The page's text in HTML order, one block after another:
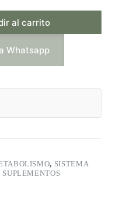
al carrito
Whatsapp
, SISTEMA
SUPLEMENTOS